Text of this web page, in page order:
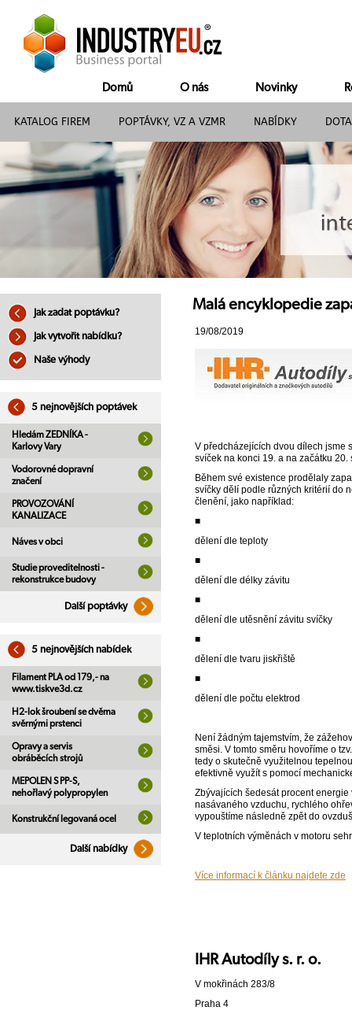
Domů O nás Novinky
KATALOG FIREM POPTÁVKY, VZ A VZMR NABÍDKY
Jak zadat poptávku?
Jak vytvořit nabídku?
Naše výhody
5 nejnovějších poptávek
Hledám ZEDNÍKA -
Karlovy Vary
Vodorovné dopravní
značení
PROVOZOVÁNÍ
KANALIZACE
Náves v obci
Studie proveditelnosti -
rekonstrukce budovy
Další poptávky
5 nejnovějších nabídek
Filament PLA od 179,- na
www.tiskve3d.cz
H2-lok šroubení se dvěma
svěrnými prstenci
Opravy a servis
obráběcích strojů
MEPOLEN S PP-S,
nehořlavý polypropylen
Konstrukční legovaná ocel
Další nabídky
Malá encyklopedie
19/08/2019
V předcházejících dvou dílech jsme
svíček na konci 19. a na začátku 20.
Během své existence prodělaly
svíčky dělí podle různých kritérií do
členění, jako například:
■
dělení dle teploty
■
dělení dle délky závitu
■
dělení dle utěsnění závitu svíčky
■
dělení dle tvaru jiskřiště
■
dělení dle počtu elektrod
Není žádným tajemstvím, že
směsi. V tomto směru hovoříme o
tedy o skutečně využitelnou
efektivně využít s pomocí
Zbývajících šedesát procent
nasávaného vzduchu, rychlého
vypouštíme následně zpět do
V teplotních výměnách v motoru
Více informací k článku najdete zde
IHR Autodíly s. r. o.
V mokřinách 283/8
Praha 4